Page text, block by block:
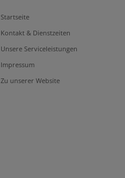
Startseite
Kontakt & Dienstzeiten
Unsere Serviceleistungen
Impressum
Zu unserer Website